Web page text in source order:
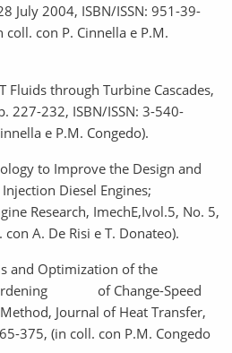
July 2004, ISBN/ISSN: 951-39-
con P. Cinnella e P.M.
Fluids through Turbine Cascades,
227-232, ISBN/ISSN: 3-540-
e P.M. Congedo).
to Improve the Design and
Diesel Engines;
Research, ImechE,Ivol.5, No. 5,
A. De Risi e T. Donateo).
and Optimization of the
of Change-Speed
Journal of Heat Transfer,
375, (in coll. con P.M. Congedo